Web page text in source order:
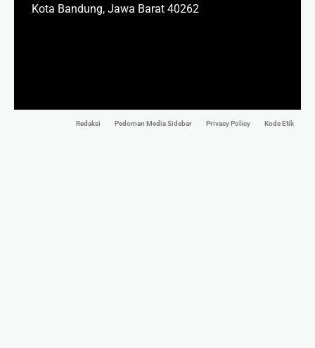
Kota Bandung, Jawa Barat 40262
Redaksi Pedoman Media Sidebar Privacy Policy Kode Etik